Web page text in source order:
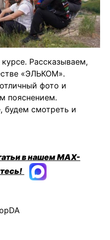
Рассказываем,
«ЭЛЬКОМ».
фото и
пояснением.
будем смотреть и
в нашем MAX-